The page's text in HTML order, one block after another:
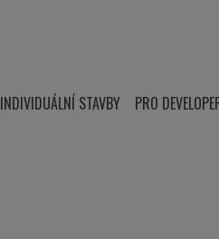
INDIVIDUÁLNÍ STAVBY PRO